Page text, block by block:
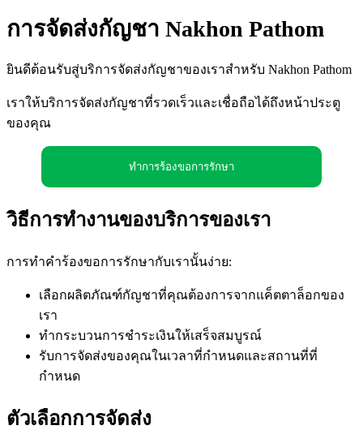
การจัดส่งกัญชา Nakhon Pathom
ยินดีต้อนรับสู่บริการจัดส่งกัญชาของเราสำหรับ Nakhon Pathom
เราให้บริการจัดส่งกัญชาที่รวดเร็วและเชื่อถือได้ถึงหน้าประตู
ของคุณ
ทำการร้องขอการรักษา
วิธีการทำงานของบริการของเรา
การทำคำร้องขอการรักษากับเรานั้นง่าย:
เลือกผลิตภัณฑ์กัญชาที่คุณต้องการจากแค็ตตาล็อกของ
เรา
ทำกระบวนการชำระเงินให้เสร็จสมบูรณ์
รับการจัดส่งของคุณในเวลาที่กำหนดและสถานที่ที่
กำหนด
ตัวเลือกการจัดส่ง